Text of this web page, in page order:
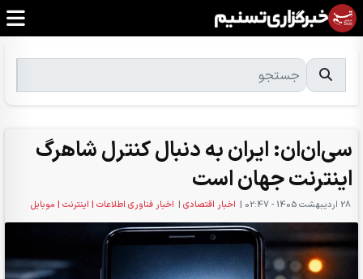
سی‌ان‌ان: ایران به دنبال کنترل شاهرگ
اینترنت جهان است
28 ارديبهشت 1405 - 02:47 | اخبار اقتصادی | اخبار فناوری اطلاعات | اینترنت | موبایل